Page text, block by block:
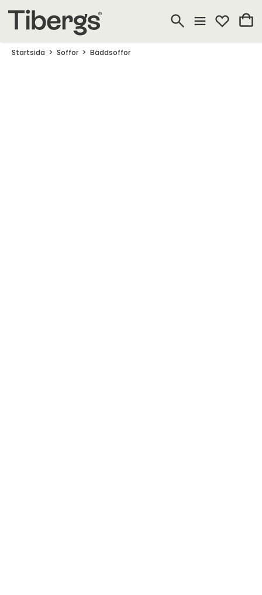
Startsida Soffor Bäddsoffor